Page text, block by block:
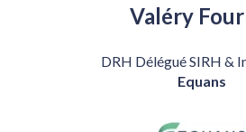
Valéry
DRH Délégué SIRH &
Equans